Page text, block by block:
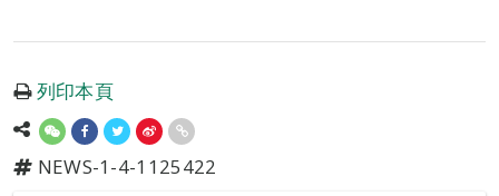
列印本頁
NEWS-1-4-1125422